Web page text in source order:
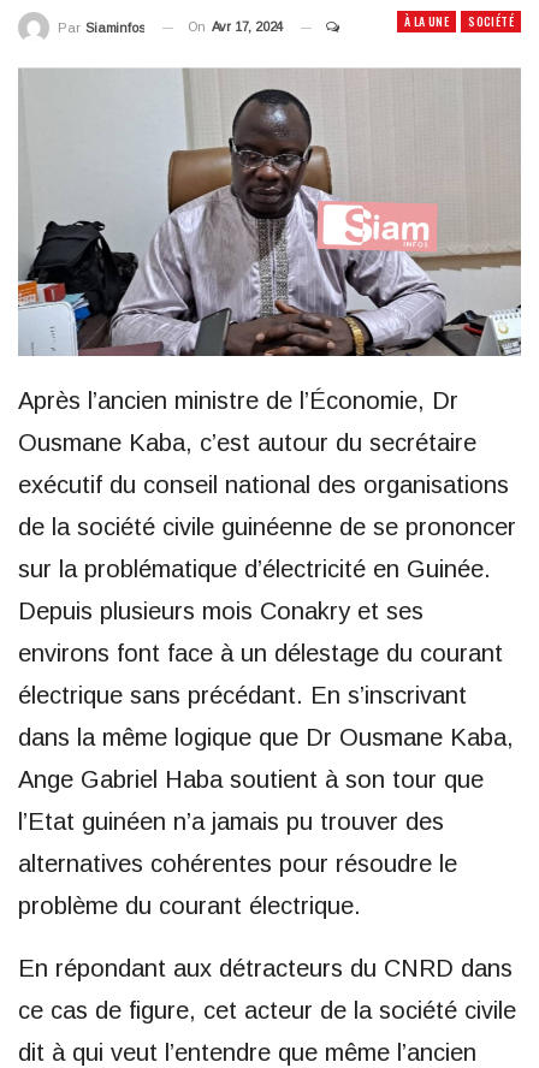
À LA UNE SOCIÉTÉ
Par Siaminfos On Avr 17, 2024
Après l’ancien ministre de l’Économie, Dr
Ousmane Kaba, c’est autour du secrétaire
exécutif du conseil national des organisations
de la société civile guinéenne de se prononcer
sur la problématique d’électricité en Guinée.
Depuis plusieurs mois Conakry et ses
environs font face à un délestage du courant
électrique sans précédant. En s’inscrivant
dans la même logique que Dr Ousmane Kaba,
Ange Gabriel Haba soutient à son tour que
l’Etat guinéen n’a jamais pu trouver des
alternatives cohérentes pour résoudre le
problème du courant électrique.
En répondant aux détracteurs du CNRD dans
ce cas de figure, cet acteur de la société civile
dit à qui veut l’entendre que même l’ancien